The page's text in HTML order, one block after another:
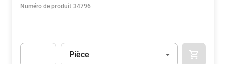
Numéro de produit 34796
Unité
Pièce